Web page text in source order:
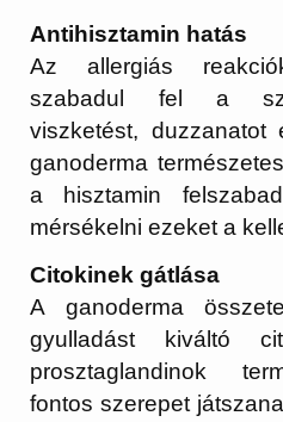
Antihisztamin hatás
Az allergiás
szabadul fel a
viszketést, duzzanatot
ganoderma
a hisztamin
mérsékelni ezeket a
Citokinek gátlása
A ganoderma
gyulladást kiváltó
prosztaglandinok
fontos szerepet